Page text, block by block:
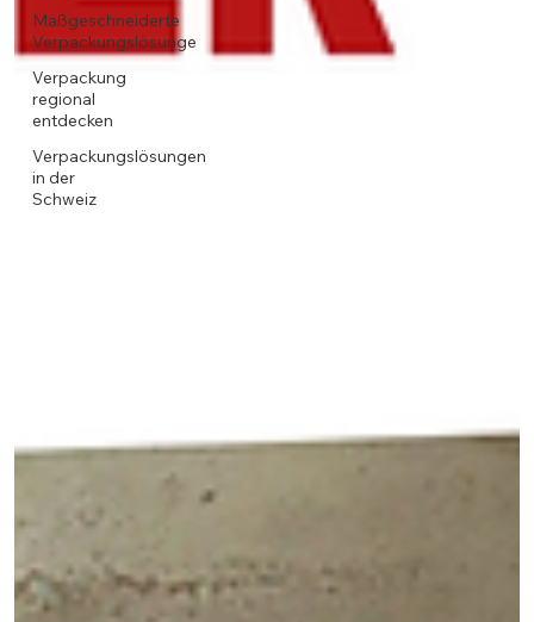
Maßgeschneiderte
Verpackungslösunge
Verpackung
regional
entdecken
Verpackungslösungen
in der
Schweiz